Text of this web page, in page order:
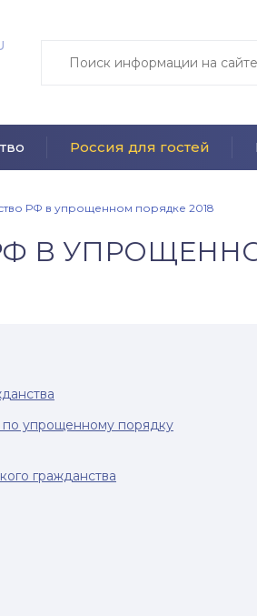
Россия для гостей
РФ в упрощенном порядке 2018
В
упрощенному порядку
гражданства